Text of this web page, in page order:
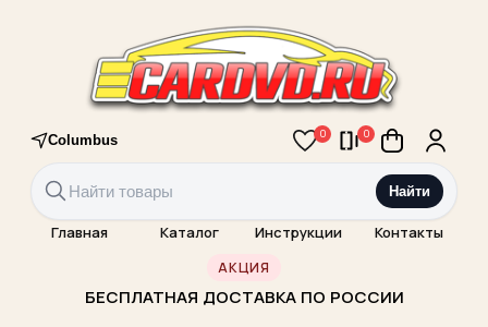
Columbus 0 0
Найти
Главная Каталог Инструкции Контакты
АКЦИЯ
БЕСПЛАТНАЯ ДОСТАВКА ПО РОССИИ